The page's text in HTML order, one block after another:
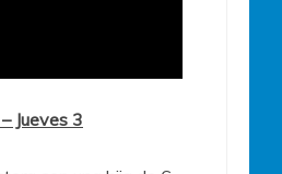
Jueves 3